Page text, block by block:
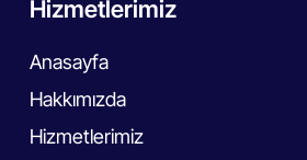
Hizmetlerimiz
Anasayfa
Hakkımızda
Hizmetlerimiz